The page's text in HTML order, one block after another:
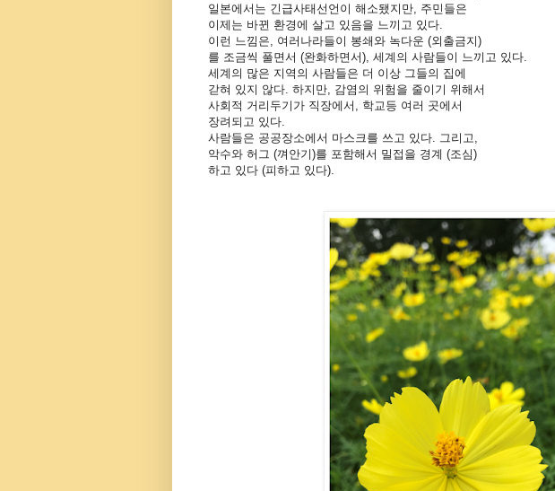
일본에서는 긴급사태선언이 해소됐지만, 주민들은
이제는 바뀐 환경에 살고 있음을 느끼고 있다.
이런 느낌은, 여러나라들이 봉쇄와 녹다운 (외출금지)
를 조금씩 풀면서 (완화하면서), 세계의 사람들이 느끼고 있다.
세계의 많은 지역의 사람들은 더 이상 그들의 집에
갇혀 있지 않다. 하지만, 감염의 위험을 줄이기 위해서
사회적 거리두기가 직장에서, 학교등 여러 곳에서
장려되고 있다.
사람들은 공공장소에서 마스크를 쓰고 있다. 그리고,
악수와 허그 (껴안기)를 포함해서 밀접을 경계 (조심)
하고 있다 (피하고 있다).